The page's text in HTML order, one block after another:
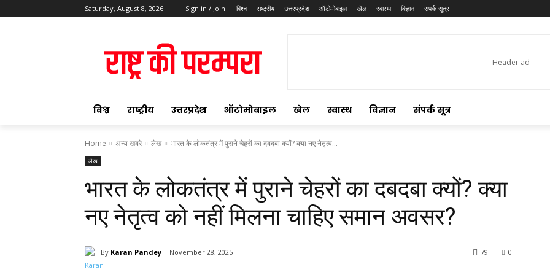
Saturday, August 8, 2026 Sign in / Join विश्व राष्ट्रीय उत्तरप्रदेश ऑटोमोबाइल खेल स्वास्थ विज्ञान संपर्क सूत्र
विश्व राष्ट्रीय उत्तरप्रदेश ऑटोमोबाइल खेल स्वास्थ विज्ञान संपर्क सूत्र
Home अन्य खबरे लेख भारत के लोकतंत्र में पुराने चेहरों का दबदबा क्यों? क्या नए नेतृत्व...
लेख
भारत के लोकतंत्र में पुराने चेहरों का दबदबा क्यों? क्या
नए नेतृत्व को नहीं मिलना चाहिए समान अवसर?
By Karan Pandey November 28, 2025 0
79